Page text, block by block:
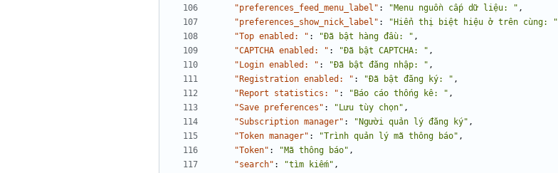
"preferences_feed_menu_label" : "Menu nguồn cấp dữ liệu: " ,
"preferences_show_nick_label" : "Hiển thị biệt hiệu ở trên cùng: "
"Top enabled: " : "Đã bật hàng đầu: " ,
"CAPTCHA enabled: " : "Đã bật CAPTCHA: " ,
"Login enabled: " : "Đã bật đăng nhập: " ,
"Registration enabled: " : "Đã bật đăng ký: " ,
"Report statistics: " : "Báo cáo thống kê: " ,
"Save preferences" : "Lưu tùy chọn" ,
"Subscription manager" : "Người quản lý đăng ký" ,
"Token manager" : "Trình quản lý mã thông báo" ,
"Token" : "Mã thông báo" ,
"search" : "tìm kiếm" ,